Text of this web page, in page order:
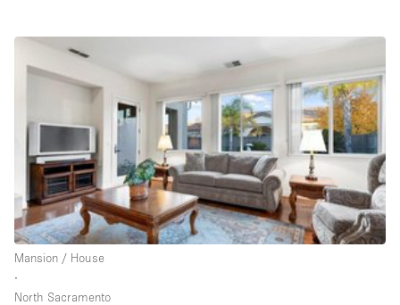
공간 기능
Air Conditioning
Animals Friendly
Bathroom
Car Display
Concierge
Counters
Mansion / House
∙
North Sacramento